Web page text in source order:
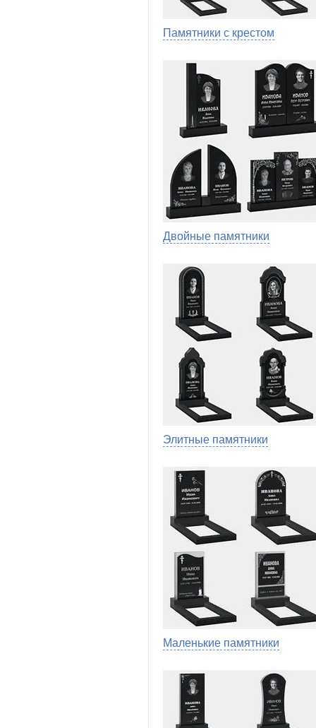
Памятники с крестом
Двойные памятники
Элитные памятники
Маленькие памятники